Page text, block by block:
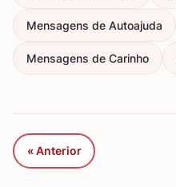
Mensagens de Autoajuda
Mensagens de Carinho
« Anterior